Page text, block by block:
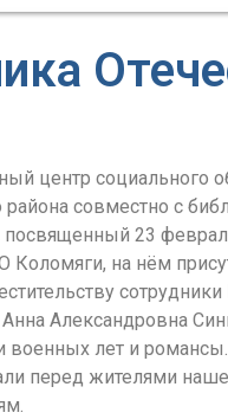
центр социального
совместно с
посвященный 23
на нём
Александровна
военных лет и
перед жителями